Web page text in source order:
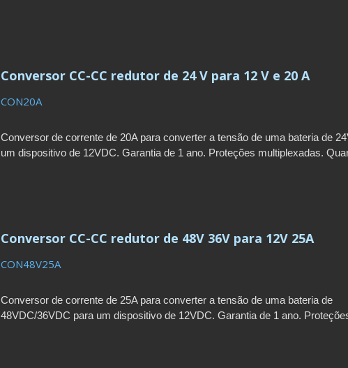
Conversor CC-CC redutor de 24 V para 12 V e 20 A
CON20A
Conversor de corrente de 20A para converter a tensão de uma bateria de
um dispositivo de 12VDC. Garantia de 1 ano. Proteções multiplexadas.
Conversor CC-CC redutor de 48V 36V para 12V 25A
CON48V25A
Conversor de corrente de 25A para converter a tensão de uma bateria de
48VDC/36VDC para um dispositivo de 12VDC. Garantia de 1 ano.